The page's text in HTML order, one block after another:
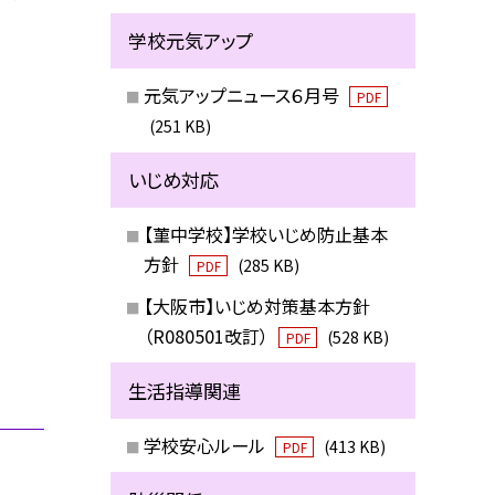
学校元気アップ
元気アップニュース６月号 PDF
(251 KB)
いじめ対応
【菫中学校】学校いじめ防止基本
方針
PDF (285 KB)
【大阪市】いじめ対策基本方針
（R080501改訂）
PDF (528 KB)
生活指導関連
学校安心ルール PDF (413 KB)